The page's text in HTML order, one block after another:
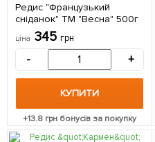
Редис "Французький
сніданок" ТМ "Весна" 500г
ціна 345 грн
- +
КУПИТИ
+13.8 грн бонусів за покупку